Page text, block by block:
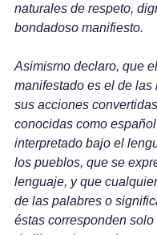
naturales de respeto,
bondadoso manifiesto.
Asimismo declaro, que
manifestado es el de las
sus acciones
conocidas como
interpretado bajo el
los pueblos, que se
lenguaje, y que
de las palabres o
éstas corresponden